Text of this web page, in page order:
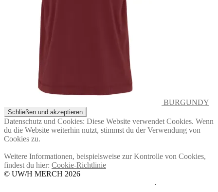
BURGUNDY
Datenschutz und Cookies: Diese Website verwendet Cookies. Wenn
du die Website weiterhin nutzt, stimmst du der Verwendung von
Cookies zu.
Weitere Informationen, beispielsweise zur Kontrolle von Cookies,
findest du hier: Cookie-Richtlinie
© UW/H MERCH 2026
.